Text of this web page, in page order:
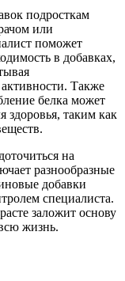
подросткам
или
поможет
в добавках,
Также
белка может
здоровья, таким как
на
разнообразные
добавки
специалиста.
заложит основу
жизнь.